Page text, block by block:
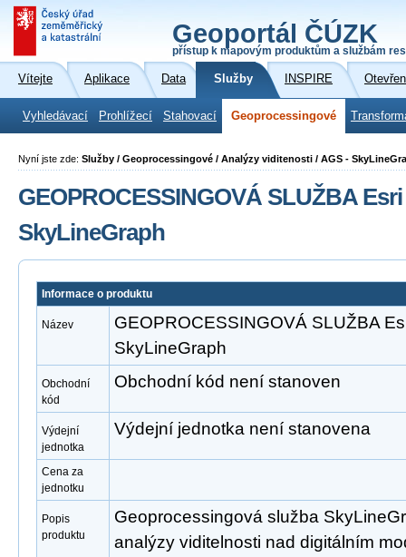
Geoportál ČÚZK
přístup k mapovým produktům a službám
Vítejte Aplikace Data Služby INSPIRE
Vyhledávací Prohlížecí Stahovací Geoprocessingové
Nyní jste zde: Služby / Geoprocessingové / Analýzy viditenosti / AGS -
GEOPROCESSINGOVÁ SLUŽBA
SkyLineGraph
Informace o produktu
Název
GEOPROCESSINGOVÁ SLUŽBA
SkyLineGraph
Obchodní
kód
Obchodní kód není stanoven
Výdejní
jednotka
Výdejní jednotka není stanovena
Cena za
jednotku
Popis
produktu
Geoprocessingová služba
analýzy viditelnosti nad digitálním